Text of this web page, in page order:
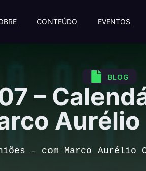
CONTEÚDO EVENTOS
BLOG
–
– com Marco Aurélio